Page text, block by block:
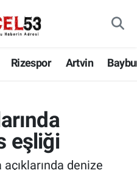
Rizespor Artvin
eşliği
denize